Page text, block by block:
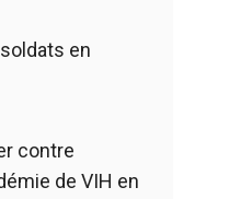
en
contre
de VIH en